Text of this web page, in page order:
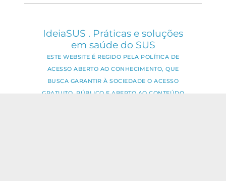
IdeiaSUS . Práticas e soluções
em saúde do SUS
ESTE WEBSITE É REGIDO PELA POLÍTICA DE
ACESSO ABERTO AO CONHECIMENTO, QUE
BUSCA GARANTIR À SOCIEDADE O ACESSO
GRATUITO, PÚBLICO E ABERTO AO CONTEÚDO